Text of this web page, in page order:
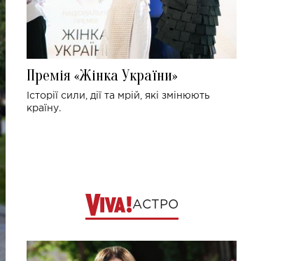
Премія «Жінка України»
Історії сили, дії та мрій, які змінюють
країну.
АСТРО